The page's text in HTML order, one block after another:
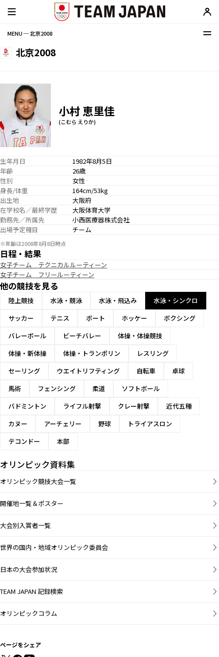
MENU ─ 北京2008
北京2008
小村 恵里佳
(こむら えりか)
生年月日
1982年8月5日
年齢
26歳
性別
女性
身長/体重
164cm/53kg
出生地
大阪府
在学校名／最終学歴
大阪体育大学
勤務先／所属先
小西医療器株式会社
出場予定種目
チーム
※年齢は2008年8月8日時点
日程・結果
女子チーム テクニカルルーティーン
女子チーム フリールーティーン
他の競技を見る
陸上競技 水泳・競泳 水泳・飛込み
水泳・シンクロ
サッカー
テニス ボート ホッケー
ボクシング
バレーボール
ビーチバレー
体操・体操競技
体操・新体操
体操・トランポリン
レスリング
セーリング
ウエイトリフティング 自転車
卓球
馬術
フェンシング 柔道
ソフトボール
バドミントン
ライフル射撃 クレー射撃
近代五種
カヌー
アーチェリー 野球
トライアスロン
テコンドー
本部
オリンピック資料集
オリンピック競技大会一覧
開催地一覧＆ポスター
大会別入賞者一覧
世界の国内・地域オリンピック委員会
日本の大会参加状況
TEAM JAPAN 記録検索
オリンピックコラム
ページをシェア